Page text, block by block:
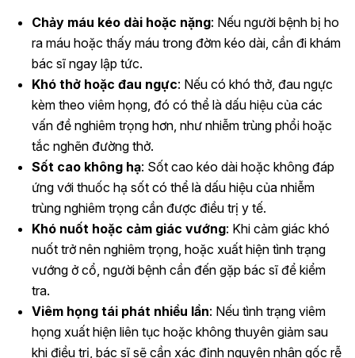
Chảy máu kéo dài hoặc nặng: Nếu người bệnh bị ho
ra máu hoặc thấy máu trong đờm kéo dài, cần đi khám
bác sĩ ngay lập tức.
Khó thở hoặc đau ngực: Nếu có khó thở, đau ngực
kèm theo viêm họng, đó có thể là dấu hiệu của các
vấn đề nghiêm trọng hơn, như nhiễm trùng phổi hoặc
tắc nghẽn đường thở.
Sốt cao không hạ: Sốt cao kéo dài hoặc không đáp
ứng với thuốc hạ sốt có thể là dấu hiệu của nhiễm
trùng nghiêm trọng cần được điều trị y tế.
Khó nuốt hoặc cảm giác vướng: Khi cảm giác khó
nuốt trở nên nghiêm trọng, hoặc xuất hiện tình trạng
vướng ở cổ, người bệnh cần đến gặp bác sĩ để kiểm
tra.
Viêm họng tái phát nhiều lần: Nếu tình trạng viêm
họng xuất hiện liên tục hoặc không thuyên giảm sau
khi điều trị, bác sĩ sẽ cần xác định nguyên nhân gốc rễ